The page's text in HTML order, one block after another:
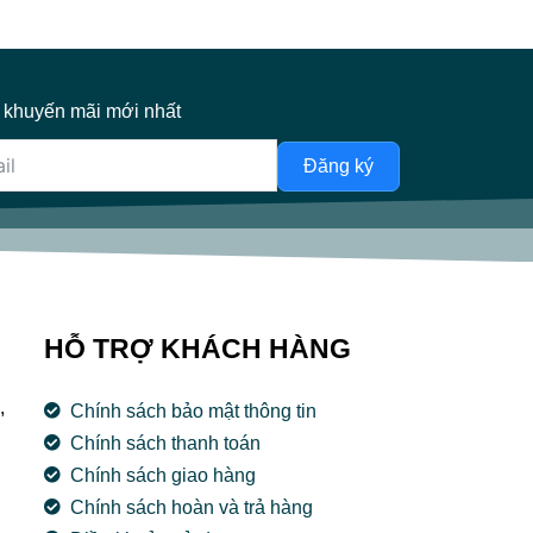
mãi mới nhất
Đăng ký
HỖ TRỢ KHÁCH HÀNG
Chính sách bảo mật thông tin
Chính sách thanh toán
Chính sách giao hàng
Chính sách hoàn và trả hàng